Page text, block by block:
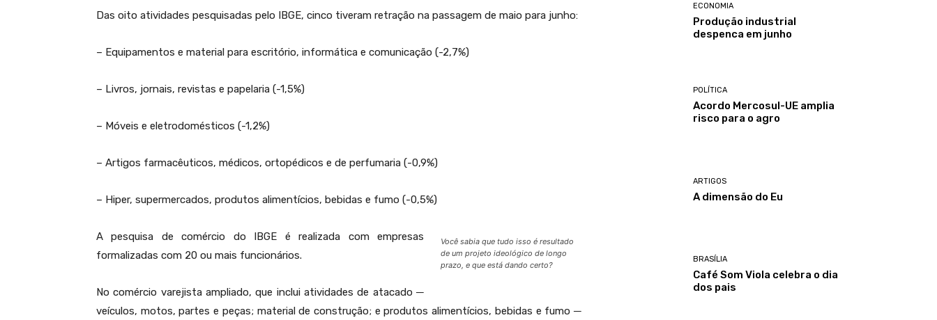
Das oito atividades pesquisadas pelo IBGE, cinco tiveram retração na passagem de maio para junho:
– Equipamentos e material para escritório, informática e comunicação (-2,7%)
– Livros, jornais, revistas e papelaria (-1,5%)
– Móveis e eletrodomésticos (-1,2%)
– Artigos farmacêuticos, médicos, ortopédicos e de perfumaria (-0,9%)
– Hiper, supermercados, produtos alimentícios, bebidas e fumo (-0,5%)
Você sabia que tudo isso é resultado
de um projeto ideológico de longo
prazo, e que está dando certo?
A pesquisa de comércio do IBGE é realizada com empresas
formalizadas com 20 ou mais funcionários.
No comércio varejista ampliado, que inclui atividades de atacado ─
veículos, motos, partes e peças; material de construção; e produtos alimentícios, bebidas e fumo ─
ECONOMIA
Produção industrial
despenca em junho
POLÍTICA
Acordo Mercosul-UE amplia
risco para o agro
ARTIGOS
A dimensão do Eu
BRASÍLIA
Café Som Viola celebra o dia
dos pais